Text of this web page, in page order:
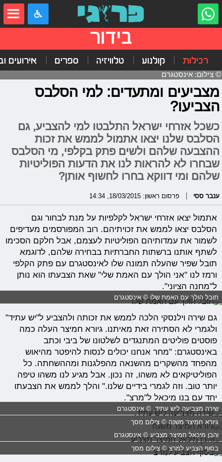
בידור
רכילות קולנוע טלוויזיה ספרים אירועים
© צילום: אינסטגרם
מצביעים ומתעדים: למי הסלבס
הצביעו?
כשכל אזרחי ישראל התלבטו למי להצביע, גם
הסלבס שלנו יצאו אתמול לממש את זכות
ההצבעה שלהם ולשים פתק בקלפי, מי הסלבס
שבחרו לא להראות לנו את הדעות הפוליטיות
שלהם ומי דווקא בחרו לחשוף אותן?
ענבר ססי פרסום ראשון: 18/03/2015, 14:34
אתמול יצאו אזרחי ישראל לקלפיות על מנת לבחור וגם
הסלבס יצאו לממש את זכויתיהם. רוב המפורסמים מעדיפים
לשמור את עמדותיהם הפוליטיות לעצמם, אבל חלקם הסכימו
לשתף אותנו ברשתות החברתיות בבחירה שלהם, לדוגמא
תובל שפיר שהעלה תמונה שלו לאינסטגרם עם פתק הקלפי
ורמז לנו "אני הולך עם האמת שלי" שאת הצבעתו הוא נותן
ל"מחנה הציוני".
תובל הולך עם האמת שלו © אינסטגרם
גם שירה וילנסקי הלכה לממש את זכותה ולהצביע ל"יש עתיד"
ולגמרי לא הסתירה זאת מאיתנו. גיורא חמיצר העלה כמה
פוסטים פוליטים המתנגדים לשלטונו של ביבי וכתב
באינסטגרם: "מחר אנחנו יכולים לנסות להיפטר מהיאוש
מהפחד מהשקרים מהשנאה מהפלגנות ומההשחתה. כל
הפוליטיקאים לא משהו, זה נכון. אבל מגיע לנו משהו טיפה
יותר טוב. וזה לגמרי בידיים שלנו." והלך לממש את הצבעתו
יחד עם בנו מיכאל ל"מרצ".
שירה מצביעה ליש עתיד. © אינסטגרם
גיורא חמיצר משנה © צילום מסך
והבן מיכאל חמיצר מצביע © אינסטגרם
בסוף הצביע למרצ © צילום מסך